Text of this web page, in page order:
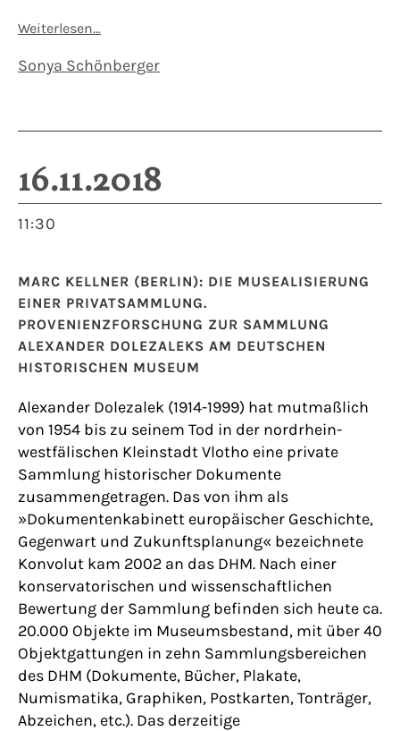
Weiterlesen…
Sonya Schönberger
16.11.2018
11:30
MARC KELLNER (BERLIN): DIE MUSEALISIERUNG
EINER PRIVATSAMMLUNG.
PROVENIENZFORSCHUNG ZUR SAMMLUNG
ALEXANDER DOLEZALEKS AM DEUTSCHEN
HISTORISCHEN MUSEUM
Alexander Dolezalek (1914-1999) hat mutmaßlich
von 1954 bis zu seinem Tod in der nordrhein-
westfälischen Kleinstadt Vlotho eine private
Sammlung historischer Dokumente
zusammengetragen. Das von ihm als
»Dokumentenkabinett europäischer Geschichte,
Gegenwart und Zukunftsplanung« bezeichnete
Konvolut kam 2002 an das DHM. Nach einer
konservatorischen und wissenschaftlichen
Bewertung der Sammlung befinden sich heute ca.
20.000 Objekte im Museumsbestand, mit über 40
Objektgattungen in zehn Sammlungsbereichen
des DHM (Dokumente, Bücher, Plakate,
Numismatika, Graphiken, Postkarten, Tonträger,
Abzeichen, etc.). Das derzeitige